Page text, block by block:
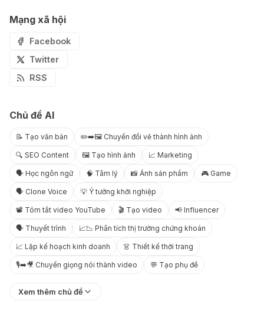
Mạng xã hội
Facebook
Twitter
RSS
Chủ đề AI
📝 Tạo văn bản ✏️➡️🖼️ Chuyển đổi vẽ thành hình ảnh
🔍 SEO Content 🖼️ Tạo hình ảnh 📈 Marketing
🗣️ Học ngôn ngữ 🧠 Tâm lý 📸 Ảnh sản phẩm 🎮 Game
🗣️ Clone Voice 💡 Ý tưởng khởi nghiệp
📽️ Tóm tắt video YouTube 🎬 Tạo video 📢 Influencer
🗣️ Thuyết trình 📈📉 Phân tích thị trường chứng khoán
📈 Lập kế hoạch kinh doanh 👗 Thiết kế thời trang
🎙️➡️🎥 Chuyển giọng nói thành video 💬 Tạo phụ đề
Xem thêm chủ đề